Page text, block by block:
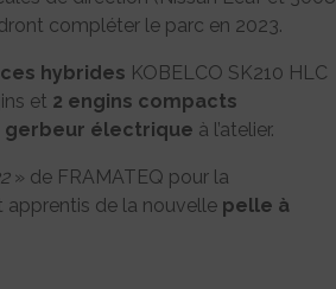
compléter le parc en 2023.
hybrides KOBELCO SK210 HLC
et 2 engins compacts
gerbeur électrique à l’atelier.
» de FRAMATEQ pour la
apprentis de la nouvelle pelle à